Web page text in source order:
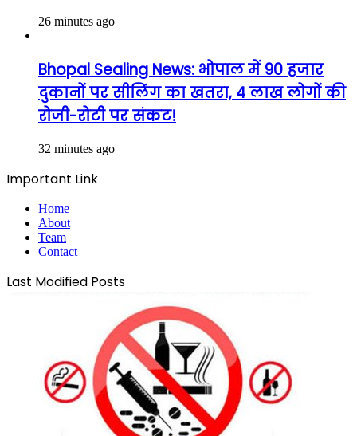
26 minutes ago
Bhopal Sealing News: भोपाल में 90 हजार
दुकानों पर सीलिंग का खतरा, 4 लाख लोगों की
रोजी-रोटी पर संकट!
32 minutes ago
Important Link
Home
About
Team
Contact
Last Modified Posts